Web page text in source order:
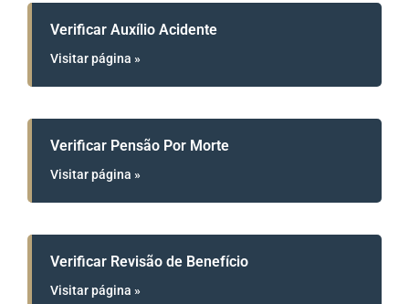
Verificar Auxílio Acidente
Visitar página »
Verificar Pensão Por Morte
Visitar página »
Verificar Revisão de Benefício
Visitar página »